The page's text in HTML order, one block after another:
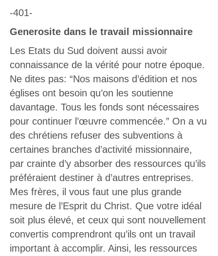
-401-
Generosite dans le travail missionnaire
Les Etats du Sud doivent aussi avoir
connaissance de la vérité pour notre époque.
Ne dites pas: “Nos maisons d’édition et nos
églises ont besoin qu’on les soutienne
davantage. Tous les fonds sont nécessaires
pour continuer l’œuvre commencée.” On a vu
des chrétiens refuser des subventions à
certaines branches d’activité missionnaire,
par crainte d’y absorber des ressources qu’ils
préféraient destiner à d’autres entreprises.
Mes frères, il vous faut une plus grande
mesure de l’Esprit du Christ. Que votre idéal
soit plus élevé, et ceux qui sont nouvellement
convertis comprendront qu’ils ont un travail
important à accomplir. Ainsi, les ressources